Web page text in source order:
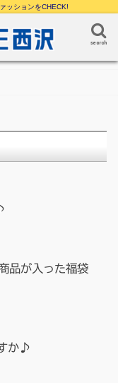
ッションをCHECK!
search
品が入った福袋
か♪